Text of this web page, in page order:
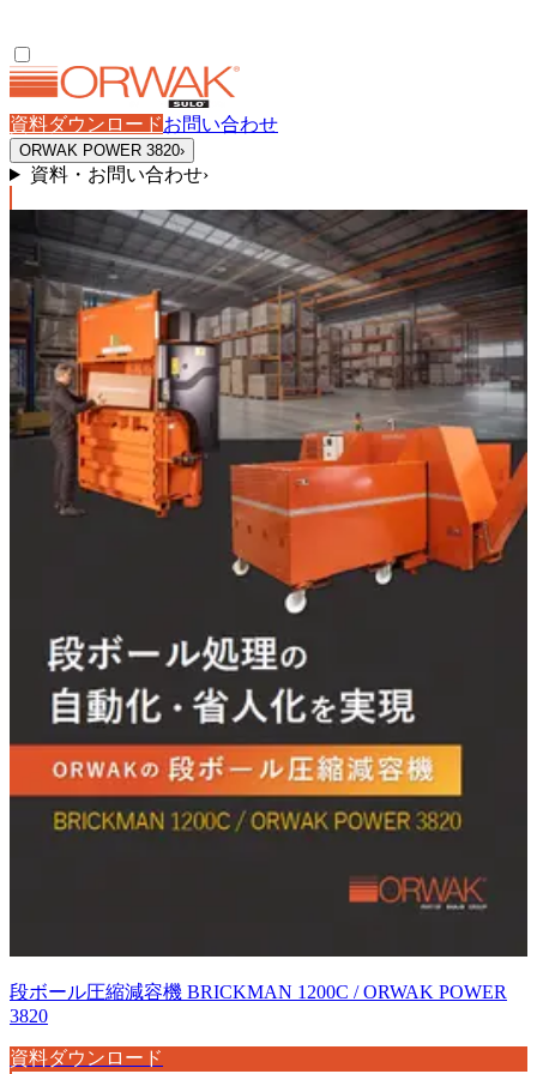
資料ダウンロードお問い合わせ
ORWAK POWER 3820›
資料・お問い合わせ›
段ボール圧縮減容機 BRICKMAN 1200C / ORWAK POWER
3820
資料ダウンロード